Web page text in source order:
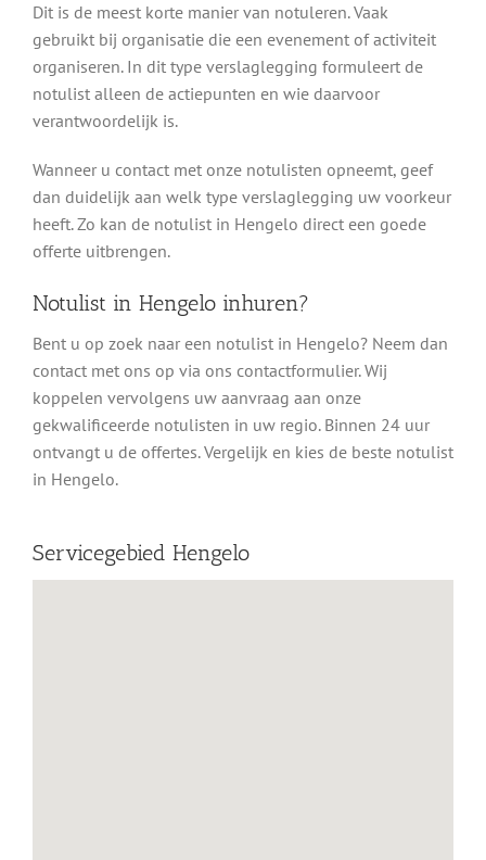
Dit is de meest korte manier van notuleren. Vaak
gebruikt bij organisatie die een evenement of activiteit
organiseren. In dit type verslaglegging formuleert de
notulist alleen de actiepunten en wie daarvoor
verantwoordelijk is.
Wanneer u contact met onze notulisten opneemt, geef
dan duidelijk aan welk type verslaglegging uw voorkeur
heeft. Zo kan de notulist in Hengelo direct een goede
offerte uitbrengen.
Notulist in Hengelo inhuren?
Bent u op zoek naar een notulist in Hengelo? Neem dan
contact met ons op via ons contactformulier. Wij
koppelen vervolgens uw aanvraag aan onze
gekwalificeerde notulisten in uw regio. Binnen 24 uur
ontvangt u de offertes. Vergelijk en kies de beste notulist
in Hengelo.
Servicegebied Hengelo